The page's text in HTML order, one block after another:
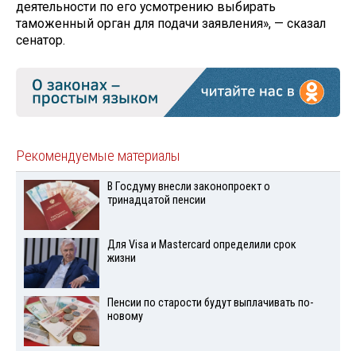
деятельности по его усмотрению выбирать
таможенный орган для подачи заявления», — сказал
сенатор.
Рекомендуемые материалы
В Госдуму внесли законопроект о
тринадцатой пенсии
Для Visа и Mastercard определили срок
жизни
Пенсии по старости будут выплачивать по-
новому